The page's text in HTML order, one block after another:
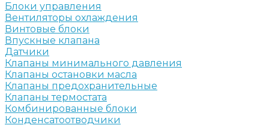
Блоки управления
Вентиляторы охлаждения
Винтовые блоки
Впускные клапана
Датчики
Клапаны минимального давления
Клапаны остановки масла
Клапаны предохранительные
Клапаны термостата
Комбинированные блоки
Конденсатоотводчики